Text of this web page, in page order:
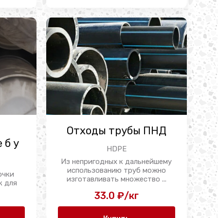
б у
для
...
Отходы трубы ПНД
HDPE
Из непригодных к дальнейшему
использованию труб можно
изготавливать множество ...
33.0 ₽/кг